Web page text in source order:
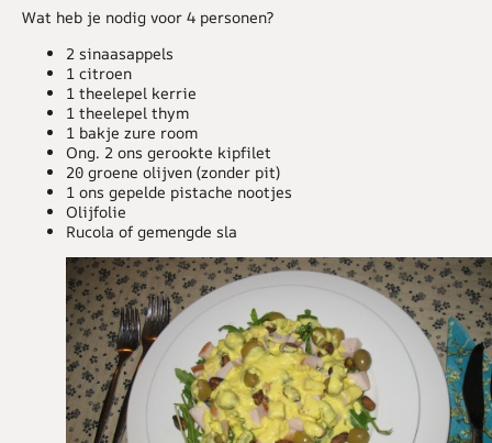
Wat heb je nodig voor 4 personen?
2 sinaasappels
1 citroen
1 theelepel kerrie
1 theelepel thym
1 bakje zure room
Ong. 2 ons gerookte kipfilet
20 groene olijven (zonder pit)
1 ons gepelde pistache nootjes
Olijfolie
Rucola of gemengde sla